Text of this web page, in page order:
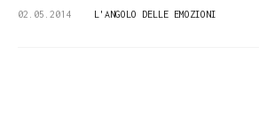
02.05.2014 L'ANGOLO DELLE EMOZIONI